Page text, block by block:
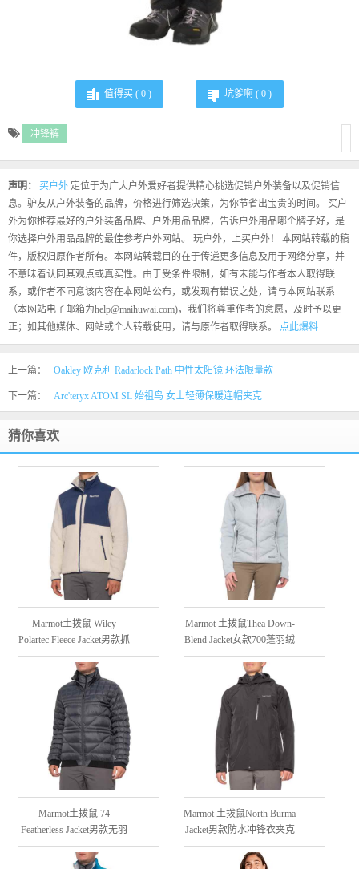
值得买 ( 0) 坑爹啊 ( 0)
冲锋裤
声明： 买户外 定位于为广大户外爱好者提供精心挑选促销户外装备以及促销信
息。驴友从户外装备的品牌，价格进行筛选决策，为你节省出宝贵的时间。 买户
外为你推荐最好的户外装备品牌、户外用品品牌，告诉户外用品哪个牌子好，是
你选择户外用品品牌的最佳参考户外网站。 玩户外，上买户外！ 本网站转载的稿
件，版权归原作者所有。本网站转载目的在于传递更多信息及用于网络分享，并
不意味着认同其观点或真实性。由于受条件限制，如有未能与作者本人取得联
系，或作者不同意该内容在本网站公布，或发现有错误之处，请与本网站联系
（本网站电子邮箱为help@maihuwai.com)，我们将尊重作者的意愿，及时予以更
正；如其他媒体、网站或个人转载使用，请与原作者取得联系。 点此爆料
上一篇： Oakley 欧克利 Radarlock Path 中性太阳镜 环法限量款
下一篇： Arc'teryx ATOM SL 始祖鸟 女士轻薄保暖连帽夹克
猜你喜欢
Marmot土拨鼠 Wiley
Polartec Fleece Jacket男款抓
绒外套
Marmot 土拨鼠Thea Down-
Blend Jacket女款700蓬羽绒
服
Marmot土拨鼠 74
Featherless Jacket男款无羽
绒保暖外套
Marmot 土拨鼠North Burma
Jacket男款防水冲锋衣夹克